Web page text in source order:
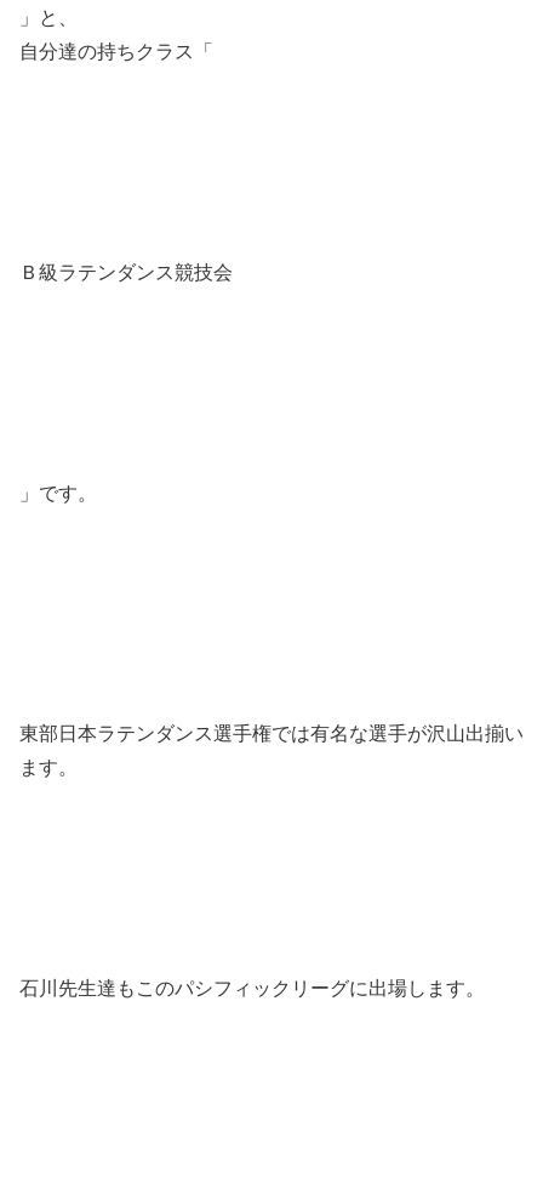
」と、
自分達の持ちクラス「
Ｂ級ラテンダンス競技会
」です。
東部日本ラテンダンス選手権では有名な選手が沢山出揃い
ます。
石川先生達もこのパシフィックリーグに出場します。